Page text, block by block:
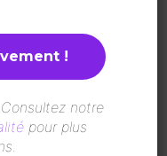
et de l’Économie
de la
(COMHAFAT),
notre
pour plus